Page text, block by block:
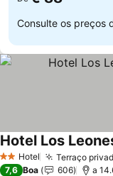
Consulte os preços
2 Estrelas
Hotel Terraço
Hotel Los
7,6 Boa 606 a